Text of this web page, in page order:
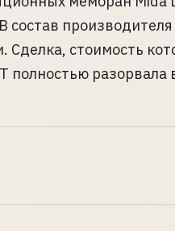
Сделка, стоимость
полностью разорвала